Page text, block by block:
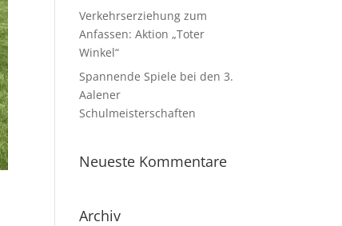
Verkehrserziehung zum
Anfassen: Aktion „Toter
Winkel“
Spannende Spiele bei den 3.
Aalener
Schulmeisterschaften
Neueste Kommentare
Archiv